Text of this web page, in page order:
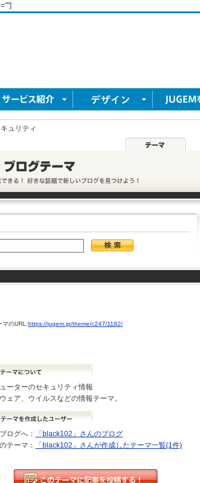
ュリティ
マのURL:https://jugem.jp/theme/c247/1182/
ーターのセキュリティ情報
ェア、ウイルスなどの情報テーマ。
ログへ：
「black102」さんのブログ
テーマ：
「black102」さんが作成したテーマ一覧(1件)